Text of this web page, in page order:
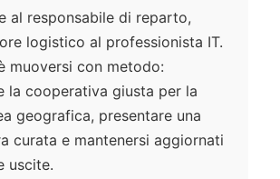
al responsabile di reparto,
logistico al professionista IT.
muoversi con metodo:
la cooperativa giusta per la
geografica, presentare una
curata e mantenersi aggiornati
uscite.